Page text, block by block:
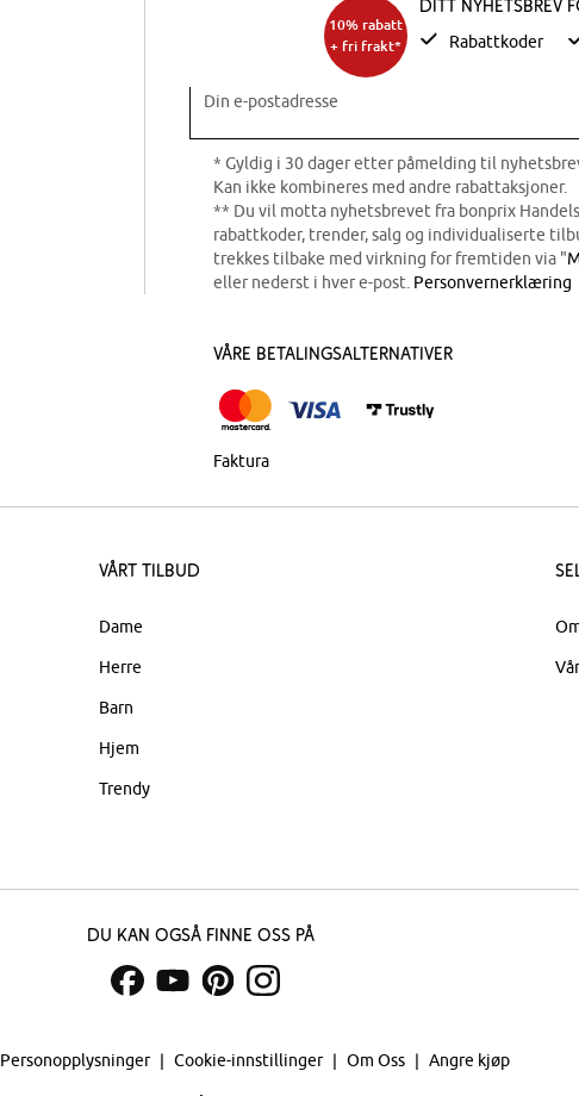
10% rabatt
+ fri frakt*
Ditt nyhetsbrev
Rabattkoder
Din e-postadresse
* Gyldig i 30 dager etter påmelding til
Kan ikke kombineres med andre rabattaksjoner.
** Du vil motta nyhetsbrevet fra bonprix
rabattkoder, trender, salg og individualiserte
trekkes tilbake med virkning for fremtiden via "
eller nederst i hver e-post. Personvernerklæring
Våre betalingsalternativer
Faktura
Vårt tilbud
Dame
Herre
Barn
Hjem
Trendy
Du kan også finne oss på
Personopplysninger Cookie-innstillinger Om Oss Angre kjøp